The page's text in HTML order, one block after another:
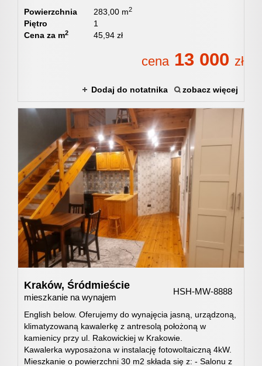
Usługi
Usługi
Powierzchnia
283,00 m2
Piętro
1
Cena za m2 45,94 zł
cena13 000 zł
Dodaj do notatnika zobacz więcej
Kraków, Śródmieście
mieszkanie na wynajem
HSH-MW-8888
English below. Oferujemy do wynajęcia jasną, urządzoną,
klimatyzowaną kawalerkę z antresolą położoną w
kamienicy przy ul. Rakowickiej w Krakowie.
Kawalerka wyposażona w instalację fotowoltaiczną 4kW.
Mieszkanie o powierzchni 30 m2 składa się z: - Salonu z